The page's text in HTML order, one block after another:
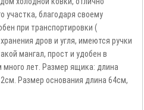
участка, благодаря своему
при транспортировки (
дров и угля, имеются ручки
мангал, прост и удобен в
лет. Размер ящика: длина
Размер основания длина 64см,